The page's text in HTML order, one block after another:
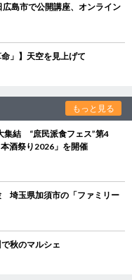
島市で公開講座、オンライン
」】天空を見上げて
もっと見る
集結 “庶民派食フェス”第4
酒祭り2026」を開催
埼玉県加須市の「ファミリー
秋のマルシェ